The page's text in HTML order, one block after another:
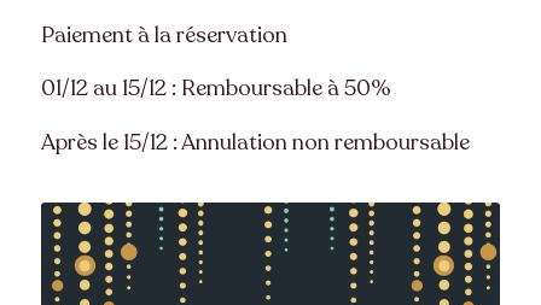
Paiement à la réservation
01/12 au 15/12 : Remboursable à 50%
Après le 15/12 :Annulation non remboursable